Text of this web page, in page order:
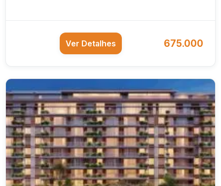
Ver Detalhes 675.000